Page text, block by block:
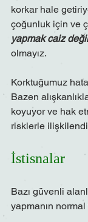
korkar hale
çoğunluk için ve
yapmak caiz
olmayız.
Korktuğumuz
Bazen
koyuyor ve hak
risklerle
İstisnalar
Bazı güvenli
yapmanın normal